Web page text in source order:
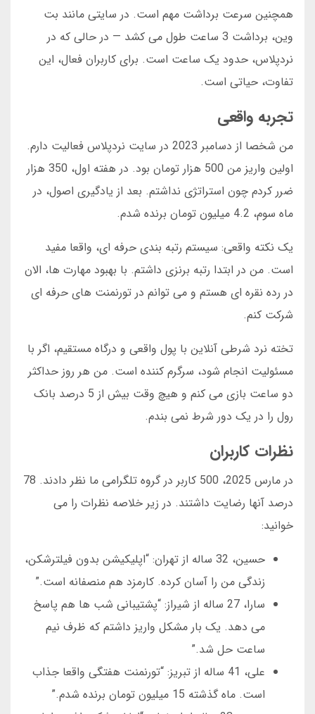
همچنین سرعت برداشت مهم است. در سایتی مانند بت
وین، برداشت 3 ساعت طول می کشد — در حالی که در
نردپلاس، حدود یک ساعت است. برای کاربران فعال، این
تفاوت، حیاتی است.
تجربه واقعی
من شخصا از دسامبر 2023 در سایت نردپلاس فعالیت دارم.
اولین واریز من 500 هزار تومان بود. در هفته اول، 350 هزار
ضرر کردم چون استراتژی نداشتم. بعد از یادگیری اصول، در
ماه سوم، 4.2 میلیون تومان برنده شدم.
یک نکته واقعی: سیستم رتبه بندی حرفه ای، واقعا مفید
است. من در ابتدا رتبه برنزی داشتم. با بهبود مهارت ها، الان
در رده نقره ای هستم و می توانم در تورنمنت های حرفه ای
شرکت کنم.
تخته نرد شرطی آنلاین با پول واقعی و درگاه مستقیم، اگر با
مسئولیت انجام شود، سرگرم کننده است. من هر روز حداکثر
دو ساعت بازی می کنم و هیچ وقت بیش از 5 درصد بانک
رول را در یک دور شرط نمی بندم.
نظرات کاربران
در مارس 2025، 500 کاربر در گروه تلگرامی ما نظر دادند. 78
درصد آنها رضایت داشتند. در زیر خلاصه نظرات را می
خوانید:
حسین، 32 ساله از تهران: “اپلیکیشن بدون فیلترشکن،
زندگی من را آسان کرده. کارمزد هم منصفانه است.”
سارا، 27 ساله از شیراز: “پشتیبانی شب ها هم پاسخ
می دهد. یک بار مشکل واریز داشتم که ظرف نیم
ساعت حل شد.”
علی، 41 ساله از تبریز: “تورنمنت هفتگی واقعا جذاب
است. ماه گذشته 15 میلیون تومان برنده شدم.”